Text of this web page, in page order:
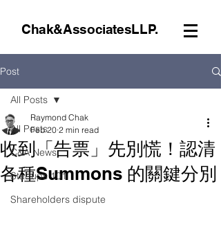
Chak&AssociatesLLP.
Post
All Posts
C&A News
Startups 101
Shareholders dispute
All Posts
收到「告票」先別慌！認清
各種Summons 的關鍵分別
Raymond Chak
Feb 20 2 min read